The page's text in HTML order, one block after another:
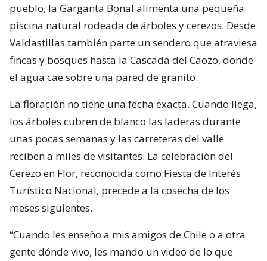
pueblo, la Garganta Bonal alimenta una pequeña
piscina natural rodeada de árboles y cerezos. Desde
Valdastillas también parte un sendero que atraviesa
fincas y bosques hasta la Cascada del Caozo, donde
el agua cae sobre una pared de granito.
La floración no tiene una fecha exacta. Cuando llega,
los árboles cubren de blanco las laderas durante
unas pocas semanas y las carreteras del valle
reciben a miles de visitantes. La celebración del
Cerezo en Flor, reconocida como Fiesta de Interés
Turístico Nacional, precede a la cosecha de los
meses siguientes.
“Cuando les enseño a mis amigos de Chile o a otra
gente dónde vivo, les mando un video de lo que